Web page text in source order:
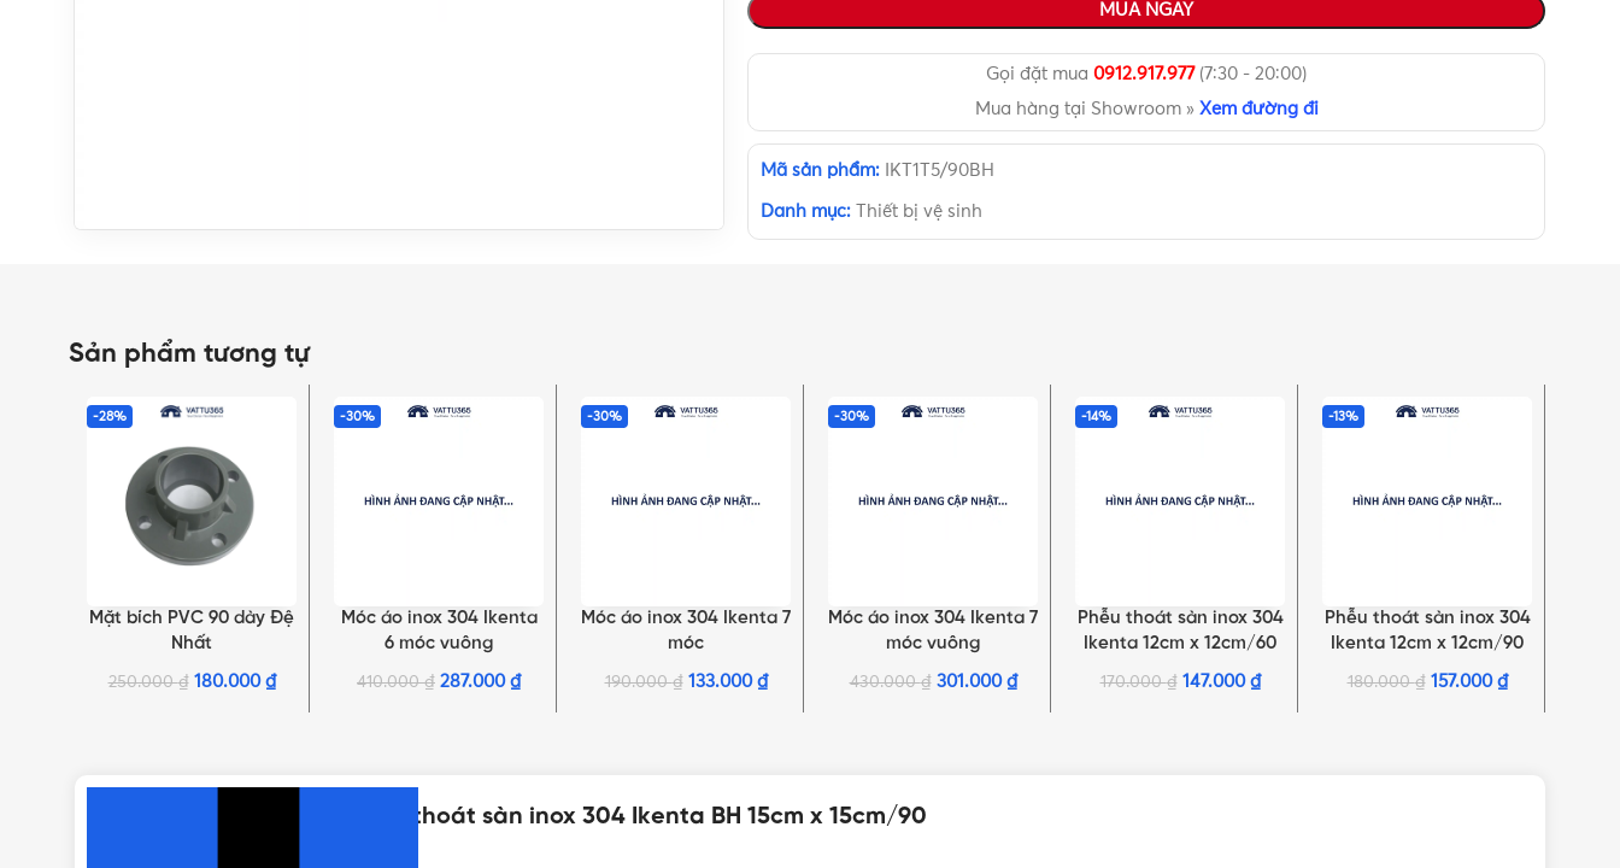
MUA NGAY
Gọi đặt mua 0912.917.977(7:30 - 20:00)
Mua hàng tại Showroom » Xem đường đi
Mã sản phẩm: IKT1T5/90BH
Danh mục: Thiết bị vệ sinh
Sản phẩm tương tự
-28%
THÊM VÀO GIỎ HÀNG
Mặt bích PVC 90 dày Đệ
Nhất
250.000₫ 180.000 ₫
-30%
THÊM VÀO GIỎ HÀNG
Móc áo inox 304 Ikenta
6 móc vuông
410.000₫ 287.000 ₫
-30%
THÊM VÀO GIỎ HÀNG
Móc áo inox 304 Ikenta 7
móc
190.000₫ 133.000 ₫
-30%
THÊM VÀO GIỎ HÀNG
Móc áo inox 304 Ikenta 7
móc vuông
430.000₫ 301.000 ₫
-14%
THÊM VÀO GIỎ HÀNG
Phễu thoát sàn inox 304
Ikenta 12cm x 12cm/60
170.000₫ 147.000 ₫
-13%
THÊM VÀO GIỎ HÀNG
Phễu thoát sàn inox 304
Ikenta 12cm x 12cm/90
180.000₫ 157.000 ₫
Thông số kỹ thuật của Phễu thoát sàn inox 304 Ikenta BH 15cm x 15cm/90